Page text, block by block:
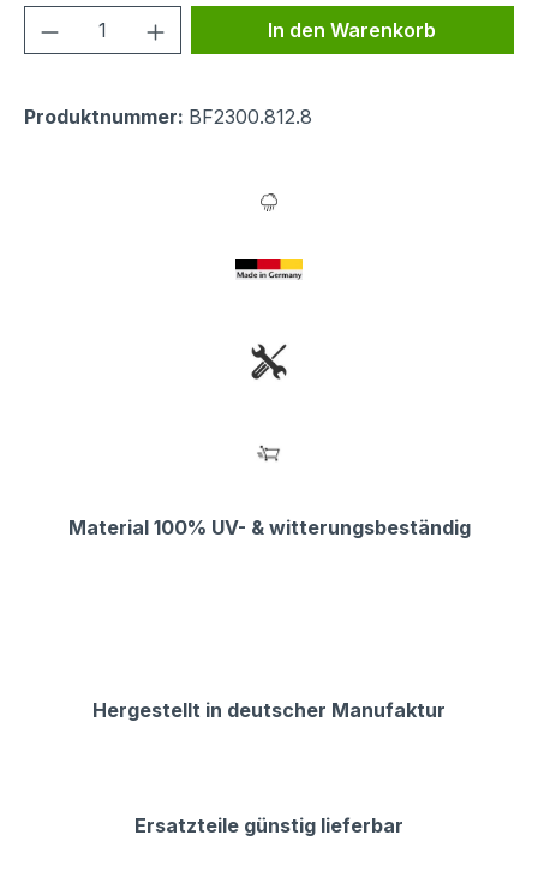
Produkt Anzahl: Gib denIn den Warenkorb
Produktnummer: BF2300.812.8
Material 100% UV- & witterungsbeständig
Hergestellt in deutscher Manufaktur
Ersatzteile günstig lieferbar